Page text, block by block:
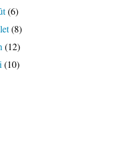
(6)
(8)
(12)
(10)